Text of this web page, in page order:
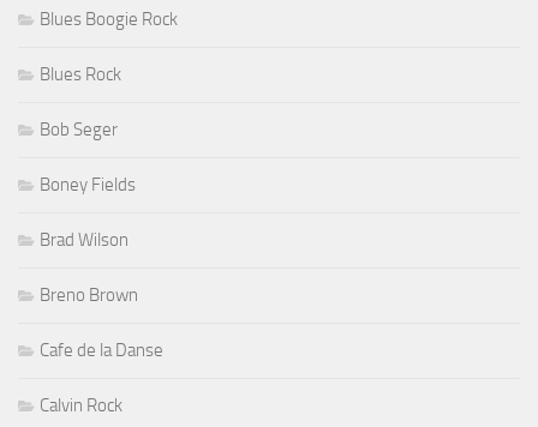
Blues Boogie Rock
Blues Rock
Bob Seger
Boney Fields
Brad Wilson
Breno Brown
Cafe de la Danse
Calvin Rock